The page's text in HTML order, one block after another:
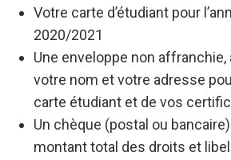
Votre carte d’étudiant pour
2020/2021
Une enveloppe non affranchie,
votre nom et votre adresse
carte étudiant et de vos
Un chèque (postal ou
montant total des droits et